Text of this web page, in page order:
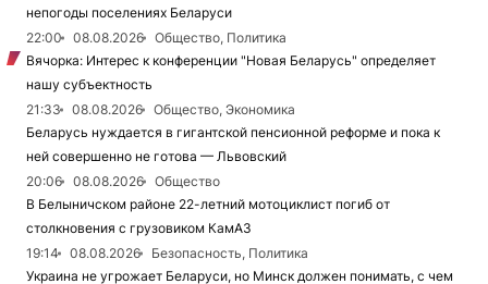
непогоды поселениях Беларуси
22:00
08.08.2026
Общество, Политика
Вячорка: Интерес к конференции "Новая Беларусь" определяет
нашу субъектность
21:33
08.08.2026
Общество, Экономика
Беларусь нуждается в гигантской пенсионной реформе и пока к
ней совершенно не готова — Львовский
20:06
08.08.2026
Общество
В Белыничском районе 22-летний мотоциклист погиб от
столкновения с грузовиком КамАЗ
19:14
08.08.2026
Безопасность, Политика
Украина не угрожает Беларуси, но Минск должен понимать, с чем